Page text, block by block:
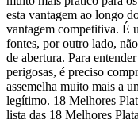
esta vantagem ao longo
vantagem competitiva. É
fontes, por outro lado,
de abertura. Para
perigosas, é preciso
assemelha muito mais a
legítimo. 18 Melhores
lista das 18 Melhores